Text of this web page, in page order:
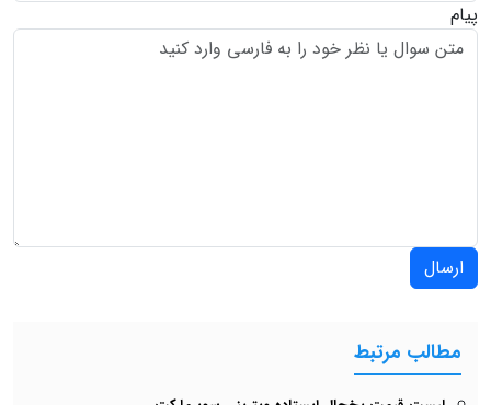
پیام
ارسال
مطالب مرتبط